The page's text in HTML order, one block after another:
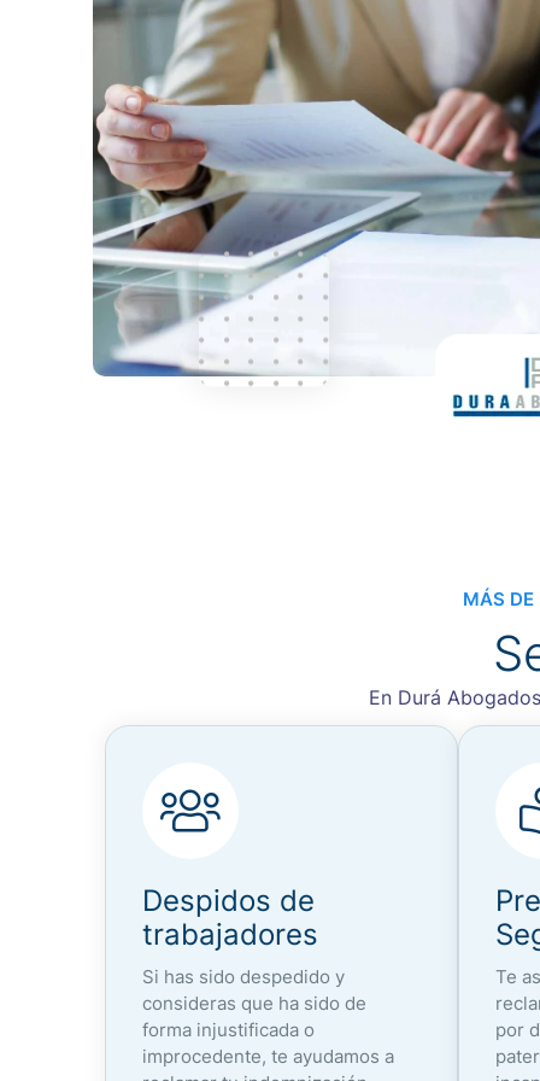
MÁS DE
S
En Durá
Despidos de
trabajadores
Si has sido despedido y
consideras que ha sido de
forma injustificada o
improcedente, te ayudamos a
Te
por